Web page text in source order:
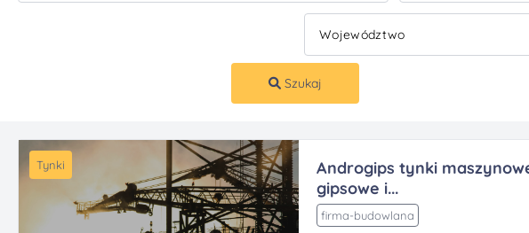
Szukaj
Tynki
Androgips tynki
gipsowe i...
firma-budowlana